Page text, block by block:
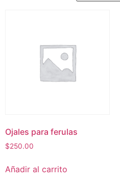
Ojales para ferulas
$250.00
Añadir al carrito